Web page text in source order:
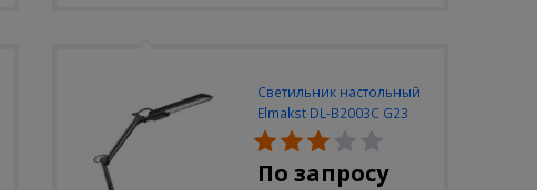
Светильник настольный
Elmakst DL-B2003C G23
черный струбцина
По запросу